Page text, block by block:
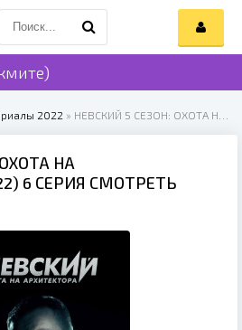
2022 » НЕВСКИЙ 5 СЕЗОН: ОХОТА НА АРХИТЕКТОРА (2022)
НА
6 СЕРИЯ СМОТРЕТЬ